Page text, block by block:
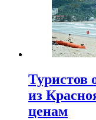
Туристов
из
ценам